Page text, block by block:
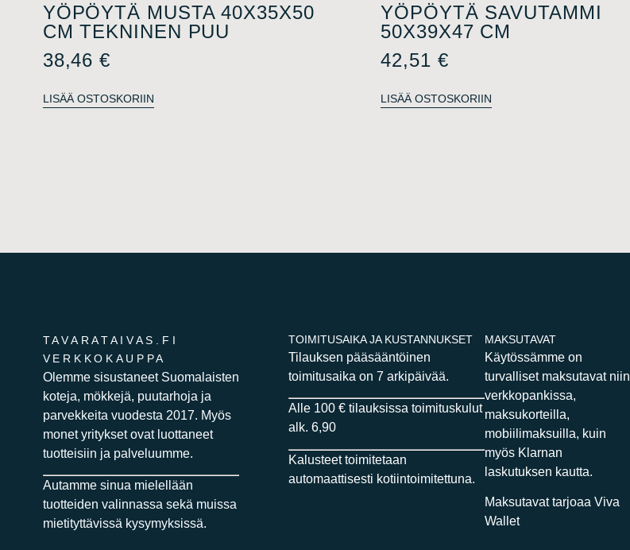
YÖPÖYTÄ MUSTA 40X35X50
CM TEKNINEN PUU
38,46€
LISÄÄ OSTOSKORIIN
YÖPÖYTÄ SAVUTAMMI
50X39X47 CM
42,51 €
LISÄÄ OSTOSKORIIN
TAVARATAIVAS.FI
VERKKOKAUPPA
Olemme sisustaneet Suomalaisten
koteja, mökkejä, puutarhoja ja
parvekkeita vuodesta 2017. Myös
monet yritykset ovat luottaneet
tuotteisiin ja palveluumme.
Autamme sinua mielellään
tuotteiden valinnassa sekä muissa
mietityttävissä kysymyksissä.
TOIMITUSAIKA JA KUSTANNUKSET
Tilauksen pääsääntöinen
toimitusaika on 7 arkipäivää.
Alle 100 € tilauksissa toimituskulut
alk. 6,90
Kalusteet toimitetaan
automaattisesti kotiintoimitettuna.
MAKSUTAVAT
Käytössämme on
turvalliset maksutavat niin
verkkopankissa,
maksukorteilla,
mobiilimaksuilla, kuin
myös Klarnan
laskutuksen kautta.
Maksutavat tarjoaa Viva
Wallet